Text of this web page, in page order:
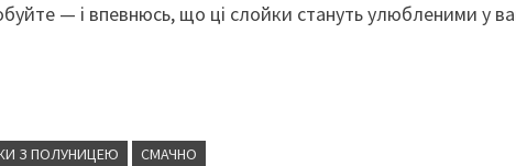
— і впевнюсь, що ці слойки стануть улюбленими у
З ПОЛУНИЦЕЮ СМАЧНО